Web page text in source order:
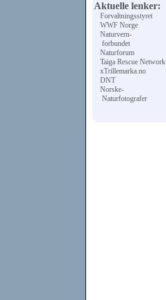
Aktuelle lenker:
Forvaltningsstyret
WWF Norge
Naturvern-
forbundet
Naturforum
Taiga Rescue Network
xTrillemarka.no
DNT
Norske-
Naturfotografer